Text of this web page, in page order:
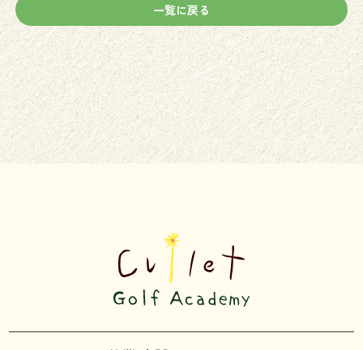
一覧に戻る